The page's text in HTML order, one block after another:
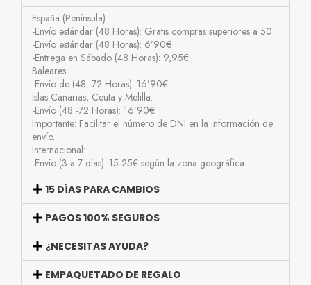
España (Península):
-Envío estándar (48 Horas): Gratis compras superiores a 50
-Envío estándar (48 Horas): 6’90€
-Entrega en Sábado (48 Horas): 9,95€
Baleares:
-Envío de (48 -72 Horas): 16’90€
Islas Canarias, Ceuta y Melilla:
-Envío (48 -72 Horas): 16’90€
Importante: Facilitar el número de DNI en la información de
envío.
Internacional:
-Envío (3 a 7 días): 15-25€ según la zona geográfica.
15 DÍAS PARA CAMBIOS
PAGOS 100% SEGUROS
¿NECESITAS AYUDA?
EMPAQUETADO DE REGALO